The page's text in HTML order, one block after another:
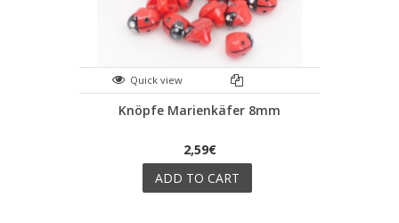
Quick view
Knöpfe Marienkäfer 8mm
2,59€
ADD TO CART